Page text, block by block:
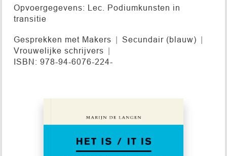
Opvoergegevens: Lec. Podiumkunsten in
transitie
Gesprekken met Makers
Secundair (blauw)
Vrouwelijke schrijvers
ISBN: 978-94-6076-224-